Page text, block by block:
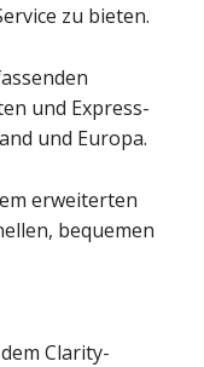
zu bieten.
und Express-
und Europa.
erweiterten
bequemen
Clarity-